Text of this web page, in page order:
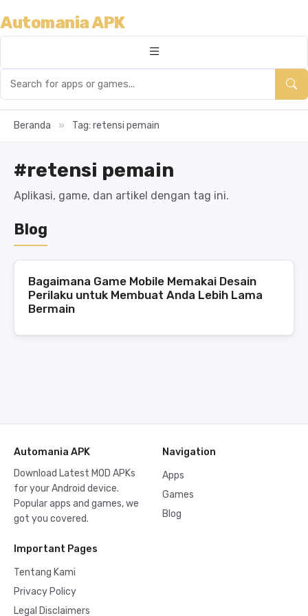
Automania APK
Beranda » Tag: retensi pemain
#retensi pemain
Aplikasi, game, dan artikel dengan tag ini.
Blog
Bagaimana Game Mobile Memakai Desain
Perilaku untuk Membuat Anda Lebih Lama
Bermain
Automania APK
Download Latest MOD APKs
for your Android device.
Popular apps and games, we
got you covered.
Navigation
Apps
Games
Blog
Important Pages
Tentang Kami
Privacy Policy
Legal Disclaimers